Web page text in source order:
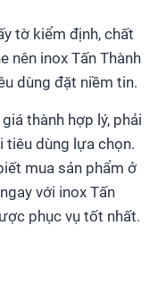
tờ kiểm định, chất
nên inox Tấn Thành
dùng đặt niềm tin.
thành hợp lý, phải
tiêu dùng lựa chọn.
mua sản phẩm ở
với inox Tấn
phục vụ tốt nhất.